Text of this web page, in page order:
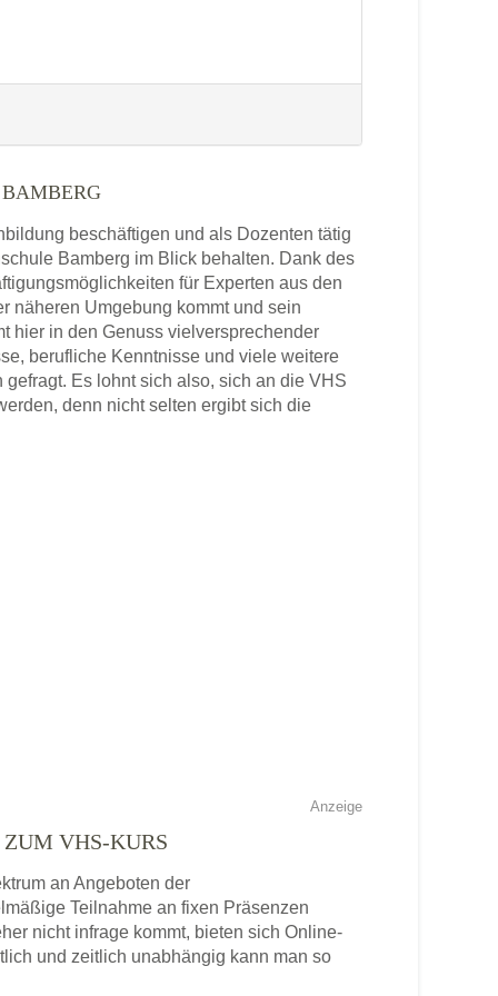
6 - 8, 94209 Regen
Aktualisiert: August 2021
ORTENAU
19, 77855 Achern
86551 Aichach
Aktualisiert: August 2021
beschäftigen und als Dozenten tätig
Bamberg im Blick behalten. Dank des
für Experten aus den
näheren Umgebung kommt und sein
hier in den Genuss vielversprechender
berufliche Kenntnisse und viele weitere
Es lohnt sich also, sich an die VHS
denn nicht selten ergibt sich die
Anzeige
VHS-KURS
an Angeboten der
Teilnahme an fixen Präsenzen
nicht infrage kommt, bieten sich Online-
und zeitlich unabhängig kann man so